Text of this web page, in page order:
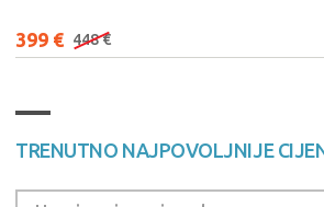
399 € 448 €
TRENUTNO NAJPOVOLJNIJE